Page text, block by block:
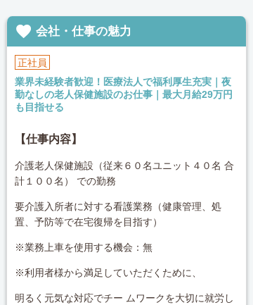
 会社・仕事の魅力
正社員
業界未経験者歓迎！医療法人で福利厚生充実｜夜
勤なしの老人保健施設のお仕事｜最大月給29万円
も目指せる
【仕事内容】
介護老人保健施設（従来６０名ユニット４０名 合
計１００名） での勤務
要介護入所者に対する看護業務（健康管理、処
置、予防等で在宅復帰を目指す）
※業務上車を使用する機会：無
※利用者様から満足していただくために、
明るく元気な対応でチー ムワークを大切に就労し